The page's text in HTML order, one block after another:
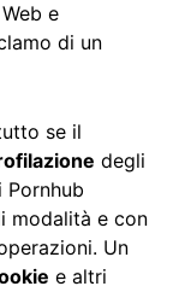
e
di un
se il
degli
Pornhub
modalità e con
Un
e altri